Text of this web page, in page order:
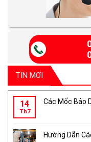
TIN MƠI
14
Th7
Các Mốc Bảo
Hướng Dẫn